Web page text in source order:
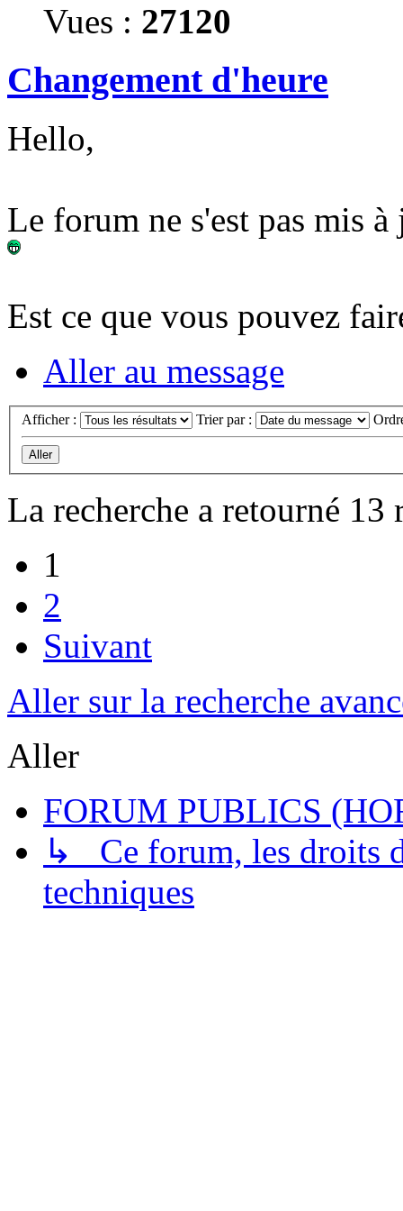
Vues : 27120
Changement d'heure
Hello,
Le forum ne s'est pas mis
Est ce que vous pouvez
Aller au message
Afficher : Trier par :
La recherche a retourné 13
1
2
Suivant
Aller sur la recherche
Aller
FORUM PUBLICS
↳ Ce forum, les droits
techniques